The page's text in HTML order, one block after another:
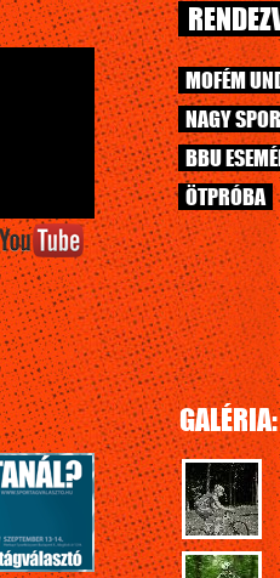
MOFÉM
NAGY
BBU
ÖTPRÓBA
GALÉRIA: